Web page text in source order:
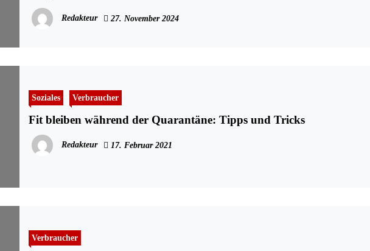
Redakteur 27. November 2024
Soziales Verbraucher
Fit bleiben während der Quarantäne: Tipps und Tricks
Redakteur 17. Februar 2021
Verbraucher